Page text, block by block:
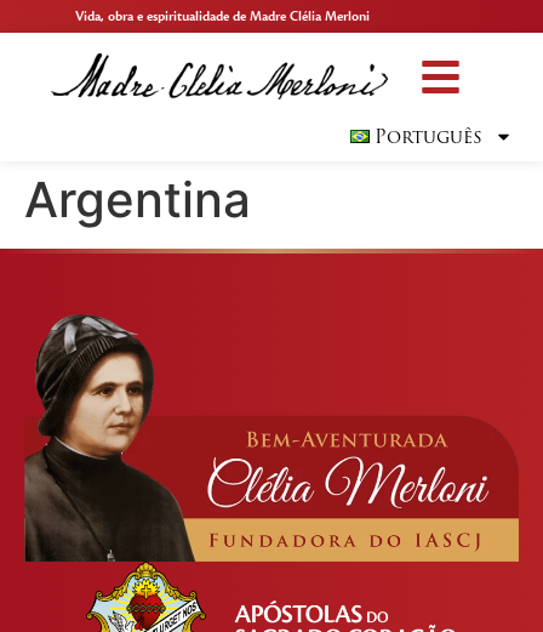
Vida, obra e espiritualidade de Madre Clélia Merloni
Português
Argentina